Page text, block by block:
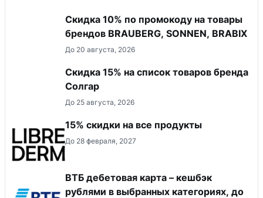
Скидка 10% по промокоду на товары
брендов BRAUBERG, SONNEN, BRABIX
До 20 августа, 2026
Скидка 15% на список товаров бренда
Солгар
До 25 августа, 2026
15% скидки на все продукты
До 28 февраля, 2027
ВТБ дебетовая карта – кешбэк
рублями в выбранных категориях, до